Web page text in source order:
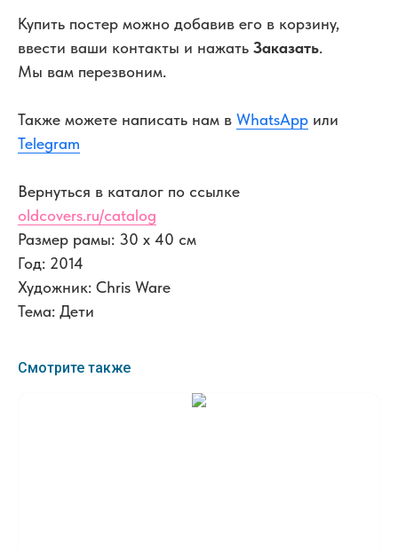
Купить постер можно добавив его в корзину,
ввести ваши контакты и нажать Заказать.
Мы вам перезвоним.
Также можете написать нам в WhatsApp или
Telegram
Вернуться в каталог по ссылке
oldcovers.ru/catalog
Размер рамы: 30 x 40 см
Год: 2014
Художник: Chris Ware
Тема: Дети
Смотрите также